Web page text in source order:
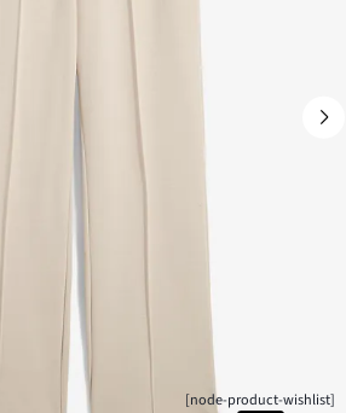
[node-product-wishlist]